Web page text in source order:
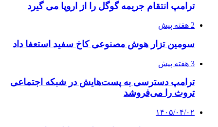
ترامپ انتقام جریمه گوگل را از اروپا می گیرد
2 هفته پیش
سومین تزار هوش مصنوعی کاخ سفید استعفا داد
3 هفته پیش
ترامپ دسترسی به پست‌هایش در شبکه اجتماعی
تروث را می‌فروشد
۱۴۰۵/۰۴/۰۲